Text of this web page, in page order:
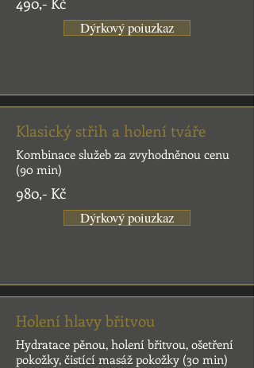
Dýrkový poiuzkaz
Klasický střih a holení tváře
Kombinace služeb za zvyhodněnou cenu
(90 min)
980,- Kč
Dýrkový poiuzkaz
Holení hlavy břitvou
Hydratace pěnou, holení břitvou, ošetření
pokožky, čistící masáž pokožky (30 min)